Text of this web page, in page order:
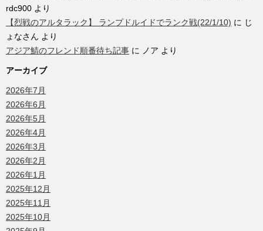
rdc900 より
【烈戦のアルタラック】 ランプドルイドでランク戦(22/1/10) に じ
ょなさん より
アジア鯖のフレンド順番待ち記事 に ノア より
アーカイブ
2026年7月
2026年6月
2026年5月
2026年4月
2026年3月
2026年2月
2026年1月
2025年12月
2025年11月
2025年10月